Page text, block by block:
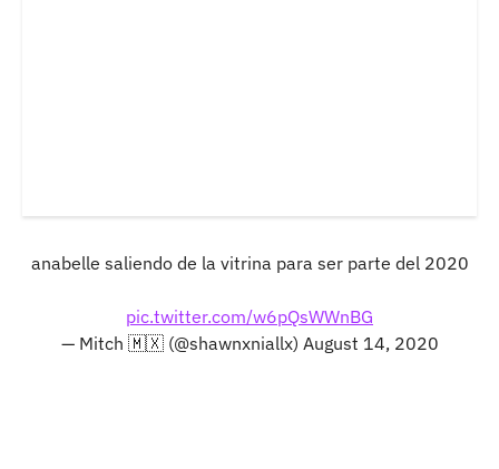
anabelle saliendo de la vitrina para ser parte del 2020
pic.twitter.com/w6pQsWWnBG
— Mitch 🇲🇽 (@shawnxniallx) August 14, 2020